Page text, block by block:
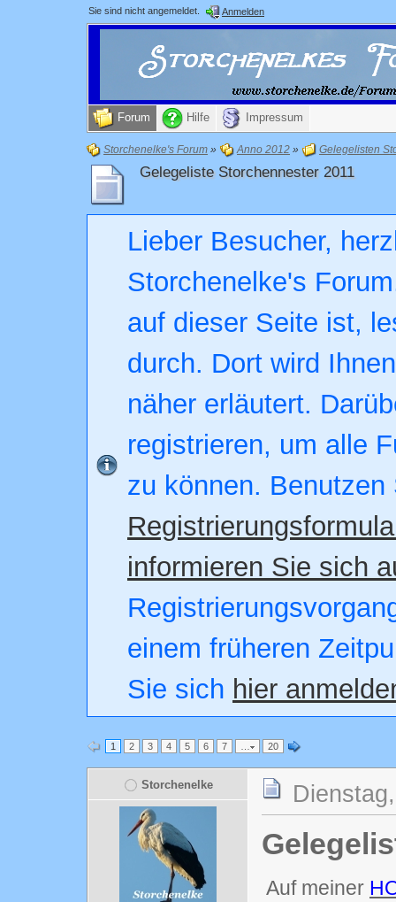
Sie sind nicht angemeldet. Anmelden
Forum Hilfe Impressum
Storchenelke's Forum » Anno 2012 » Gelegelisten
Gelegeliste Storchennester 2011
Lieber Besucher,
Storchenelke's
auf dieser Seite ist,
durch. Dort wird
näher erläutert.
registrieren, um alle
zu können. Benutzen
informieren Sie sich
einem früheren
Sie sich hier
1 2 3 4 5 6 7 … 20
Storchenelke
Auf meiner